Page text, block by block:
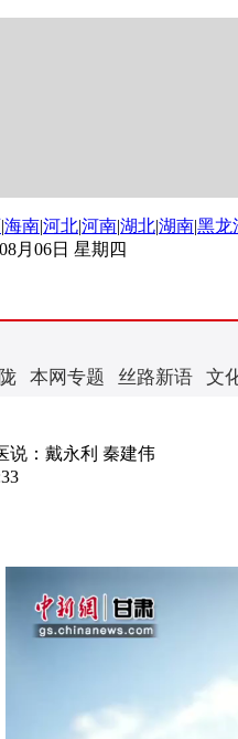
|海南|河北|河南|湖北|湖南|黑龙
月06日 星期四
本网专题 丝路新语 文
说：戴永利 秦建伟